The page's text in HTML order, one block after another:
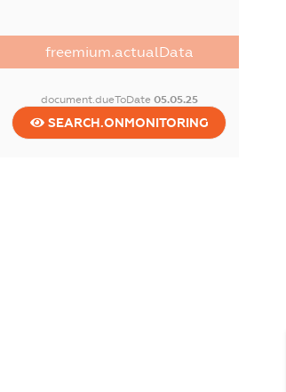
freemium.actualData
document.dueToDate 05.05.25
SEARCH.ONMONITORING